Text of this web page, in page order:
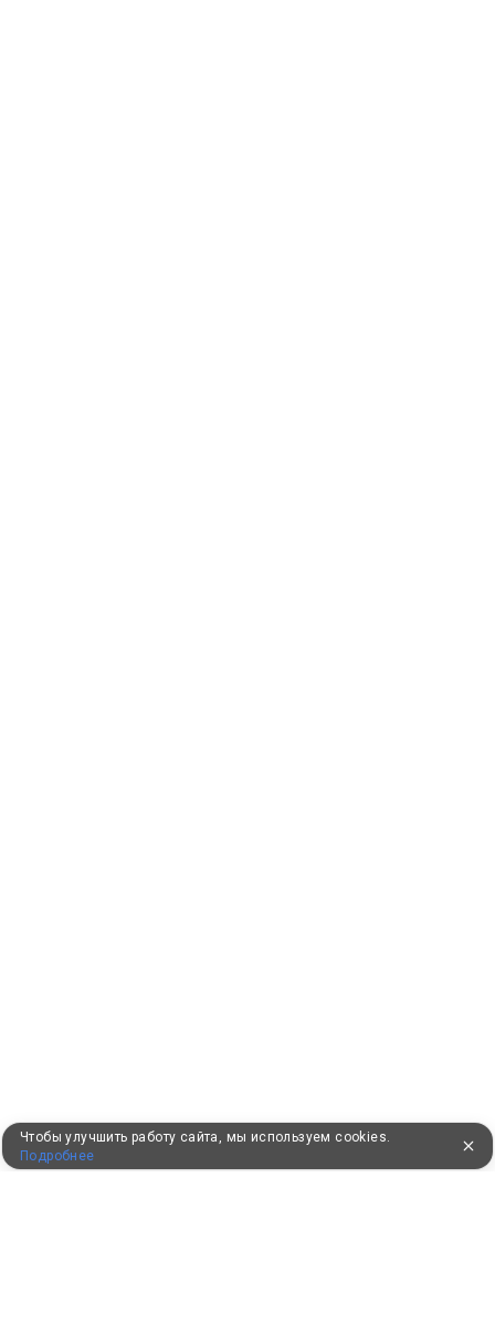
Чтобы улучшить работу сайта, мы используем cookies.
Подробнее